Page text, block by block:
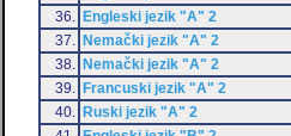
36.
Engleski jezik "A" 2
37.
Nemački jezik "A" 2
38.
Nemački jezik "A" 2
39.
Francuski jezik "A" 2
40.
Ruski jezik "A" 2